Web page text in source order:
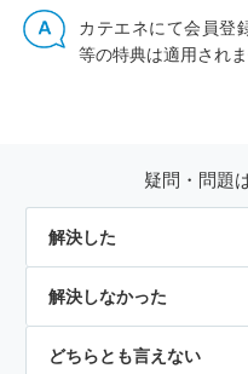
カテエネにて会員登
等の特典は適用されま
疑問・問題
解決した
解決しなかった
どちらとも言えない